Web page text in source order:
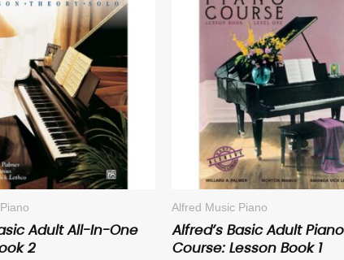
Adult All-In-One
2
650KVND.
Alfred Music Piano
Alfred’s Basic Adult Piano
Course: Lesson Book 1
280KVND.